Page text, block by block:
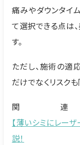
痛みやダウンタイ
て選択できる点は
す。
ただし、施術の適
だけでなくリスク
関
【薄いシミにレー
説！